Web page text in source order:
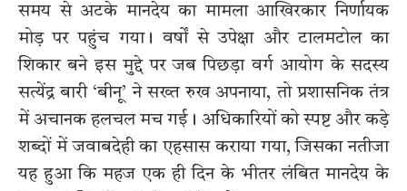
समय से अटके मानदेय का मामला आखिरकार निर्णायक
मोड़ पर पहुंच गया। वर्षों से उपेक्षा और टालमटोल का
शिकार बने इस मुद्दे पर जब पिछड़ा वर्ग आयोग के सदस्य
सत्येंद्र बारी ‘बीनू’ ने सख्त रुख अपनाया, तो प्रशासनिक तंत्र
में अचानक हलचल मच गई। अधिकारियों को स्पष्ट और कड़े
शब्दों में जवाबदेही का एहसास कराया गया, जिसका नतीजा
यह हुआ कि महज एक ही दिन के भीतर लंबित मानदेय के